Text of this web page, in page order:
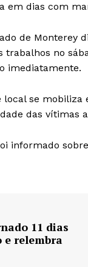
em dias com
de
trabalhos no
imediatamente.
se
das vítimas
informado
11 dias
e relembra